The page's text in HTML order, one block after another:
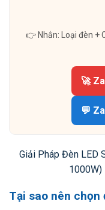
👉 Nhắn: Loại đèn +
🚀
💬
Giải Pháp Đèn LED
Tại sao nên chọn